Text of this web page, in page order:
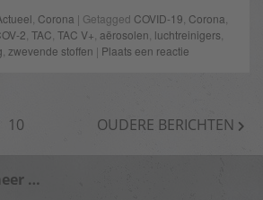
Corona | Getagged COVID-19 Corona
2 TAC TAC V+ aërosolen luchtreinigers
zwevende stoffen | Plaats een reactie
10 OUDERE BERICHTEN
…